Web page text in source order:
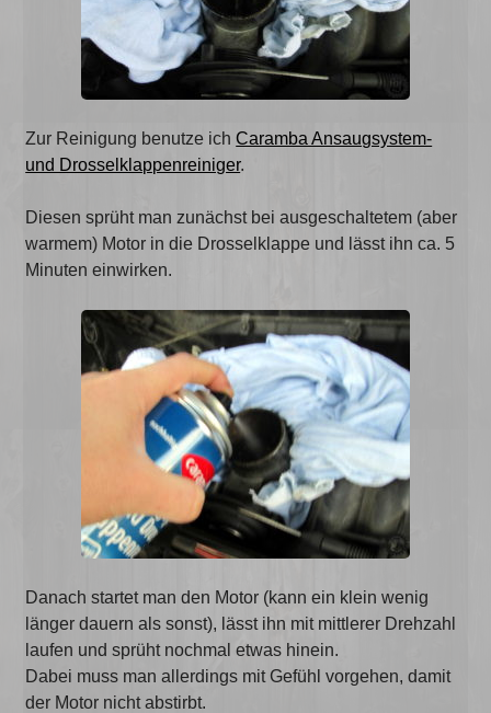
Zur Reinigung benutze ichCaramba Ansaugsystem-
und Drosselklappenreiniger.
Diesen sprüht man zunächst bei ausgeschaltetem (aber
warmem) Motor in die Drosselklappe und lässt ihn ca. 5
Minuten einwirken.
Danach startet man den Motor (kann ein klein wenig
länger dauern als sonst), lässt ihn mit mittlerer Drehzahl
laufen und sprüht nochmal etwas hinein.
Dabei muss man allerdings mit Gefühl vorgehen, damit
der Motor nicht abstirbt.